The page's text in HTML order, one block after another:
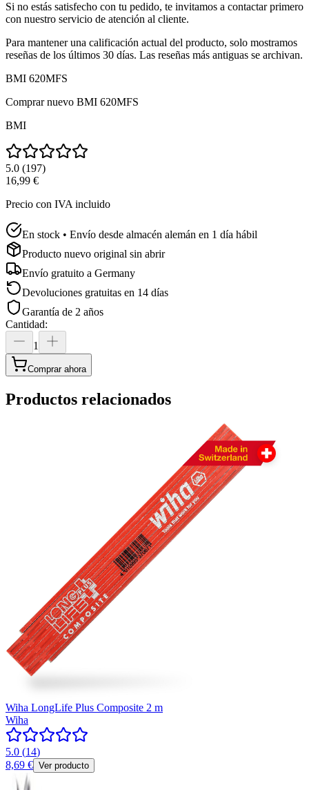
Si no estás satisfecho con tu pedido, te invitamos a contactar primero
con nuestro servicio de atención al cliente.
Para mantener una calificación actual del producto, solo mostramos
reseñas de los últimos 30 días. Las reseñas más antiguas se archivan.
BMI 620MFS
Comprar nuevo BMI 620MFS
BMI
5.0 (197)
16,99 €
Precio con IVA incluido
En stock • Envío desde almacén alemán en 1 día hábil
Producto nuevo original sin abrir
Envío gratuito a Germany
Devoluciones gratuitas en 14 días
Garantía de 2 años
Cantidad:
1
Comprar ahora
Productos relacionados
Wiha LongLife Plus Composite 2 m
Wiha
5.0 (14)
8,69 € Ver producto